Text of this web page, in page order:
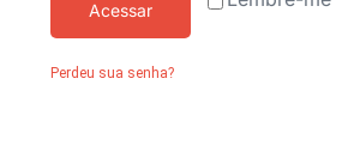
Acessar
Perdeu sua senha?